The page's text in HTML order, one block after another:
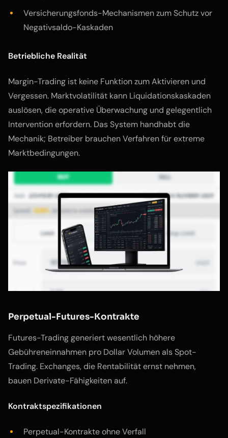
Versicherungsfonds-Mechanismen zum Schutz vor
Negativsaldo-Kaskaden
Betriebliche Realität
Margin-Trading ist keine Funktion zum Aktivieren und
Vergessen. Marktvolatilität kann Liquidationskaskaden
auslösen, die operative Überwachung und gelegentlich
Intervention erfordern. Das System handhabt die
Mechanik; Betreiber brauchen Verfahren für extreme
Marktbedingungen.
Perpetual-Futures-Kontrakte
Futures-Trading generiert wesentlich höhere
Gebühreneinnahmen pro Dollar Volumen als Spot-
Trading. Exchanges, die Rentabilität ernst nehmen,
bauen Derivate-Fähigkeiten auf.
Kontraktspezifikationen
Perpetual-Kontrakte ohne Verfall